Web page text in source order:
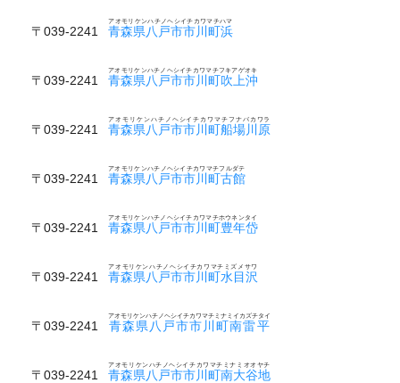
〒039-2241 青森県八戸市市川町浜
アオモリケンハチノヘシイチカワマチハマ
〒039-2241 青森県八戸市市川町吹上沖
アオモリケンハチノヘシイチカワマチフキアゲオキ
〒039-2241 青森県八戸市市川町船場川原
アオモリケンハチノヘシイチカワマチフナバカワラ
〒039-2241 青森県八戸市市川町古館
アオモリケンハチノヘシイチカワマチフルダテ
〒039-2241 青森県八戸市市川町豊年岱
アオモリケンハチノヘシイチカワマチホウネンタイ
〒039-2241 青森県八戸市市川町水目沢
アオモリケンハチノヘシイチカワマチミズメサワ
〒039-2241 青森県八戸市市川町南雷平
アオモリケンハチノヘシイチカワマチミナミイカズチタイ
〒039-2241 青森県八戸市市川町南大谷地
アオモリケンハチノヘシイチカワマチミナミオオヤチ